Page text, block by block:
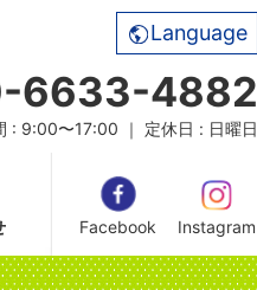
Language
6633-4882
: 9:00〜17:00 ｜ 定休日 : 日曜日
Facebook Instagram